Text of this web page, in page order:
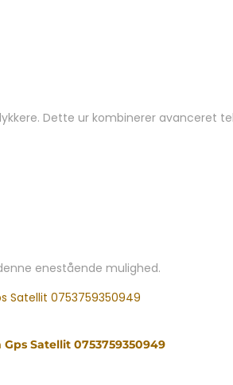
Dette ur kombinerer avanceret
enestående mulighed.
Satellit 0753759350949